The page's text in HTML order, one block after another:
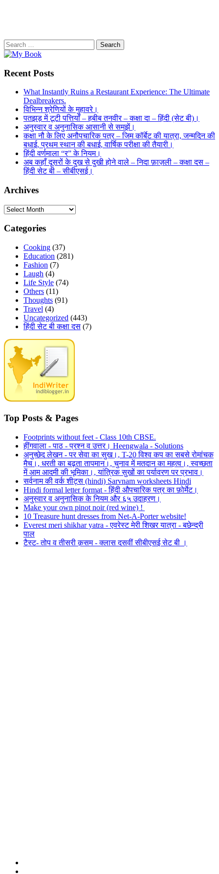
Search
for:
Recent Posts
What Instantly Ruins a Restaurant Experience: The Ultimate
Dealbreakers.
विभिन्न श्रेणियों के मुहावरे।
पतझड़ में टूटी पत्तियाँ – हबीब तनवीर – कक्षा दा – हिंदी (सेट बी)।
अनुस्वार व अनुनासिक आसानी से समझें।
कक्षा नौ के लिए अनौपचारिक पत्र – जिम कॉर्बेट की यात्रा, जन्मदिन की
बधाई, प्रथम स्थान की बधाई, वार्षिक परीक्षा की तैयारी।
हिंदी वर्णमाला “र” के नियम।
अब कहाँ दूसरों के दुख से दुखी होने वाले – निदा फ़ाज़ली – कक्षा दस –
हिंदी सेट बी – सीबीएसई।
Archives
Archives
Categories
Cooking (37)
Education (281)
Fashion (7)
Laugh (4)
Life Style (74)
Others (11)
Thoughts (91)
Travel (4)
Uncategorized (443)
हिंदी सेट बी कक्षा दस (7)
Top Posts & Pages
Footprints without feet - Class 10th CBSE.
हींगवाला - पाठ - प्रश्न व उत्तर। Heengwala - Solutions
अनुच्छेद लेखन - पर सेवा का सुख।, T-20 विश्व कप का सबसे रोमांचक
मैच।, धरती का बढ़ता तापमान।, चुनाव में मतदान का महत्व।, स्वच्छता
में आम आदमी की भूमिका।, यांत्रिक सुखों का पर्यावरण पर प्रभाव।
सर्वनाम की वर्क शीट्स (hindi) Sarvnam worksheets Hindi
Hindi formal letter format - हिंदी औपचारिक पत्र का फ़ोर्मेट।
अनुस्वार व अनुनासिक के नियम और ६५ उदाहरण।
Make your own pinot noir (red wine) !
10 Treasure hunt dresses from Net-A-Porter website!
Everest meri shikhar yatra - एवरेस्ट मेरी शिखर यात्रा - बछेन्द्री
पाल
टैस्ट- तोप व तीसरी क़सम - क्लास दसवीं सीबीएसई सेट बी ।